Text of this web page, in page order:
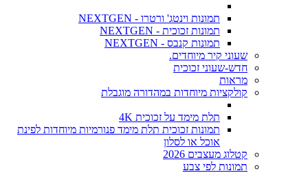
תמונות וינטג' ורטרו - NEXTGEN
תמונות זכוכית - NEXTGEN
תמונות קנבס - NEXTGEN
שעוני קיר מיוחדים.
חדש-שעוני זכוכית
מראות
קולקציות מיוחדות במהדורה מוגבלת
תלת מימד על זכוכית 4K
תמונות זכוכית תלת מימד פנורמיות מיוחדות לפינת
אוכל או לסלון
קטלוג מעצבים 2026
תמונות לפי צבע